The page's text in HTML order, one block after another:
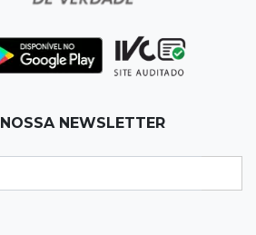
de 11,5%
começa briga durante
NEWSLETTER